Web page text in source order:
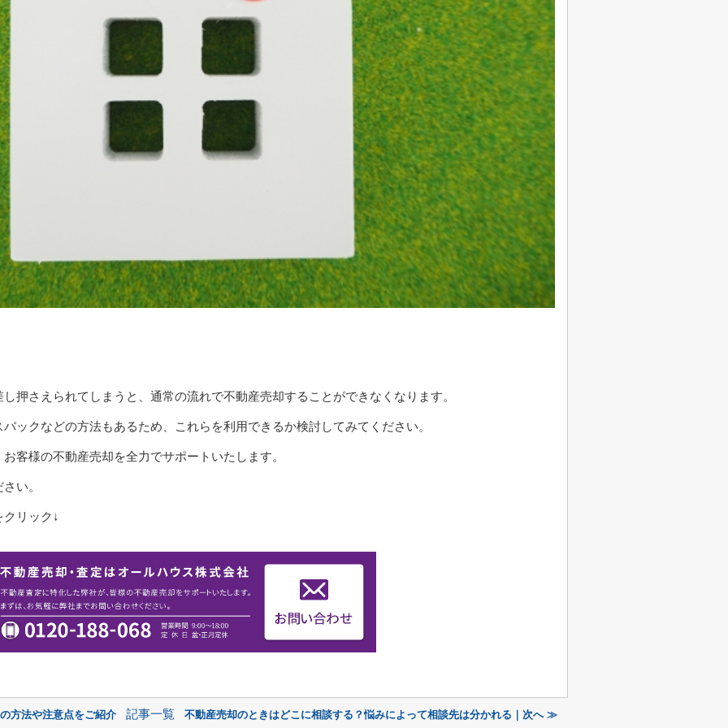
押さえられてしまうと、通常の流れで不動産売却することができなくなります。
ックなどの方法もあるため、これらを利用できるか検討してみてください。
お客様の不動産売却を全力でサポートいたします。
い。
リック↓
方法や注意点をご紹介 記事一覧 不動産売却のときはどこに相談する？悩みによって相談先は分かれる｜次へ ≫